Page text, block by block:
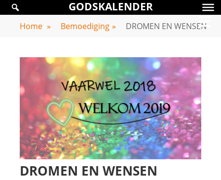
Skip
content
GODSKALENDER
GODSKALENDER
Home » Bemoediging » DROMEN EN WENSEN
DROMEN EN WENSEN